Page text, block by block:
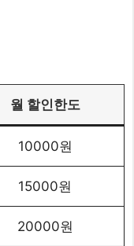
월 할인한도
10000원
15000원
20000원